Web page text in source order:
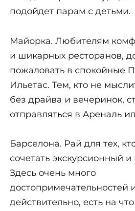
подойдет парам с детьми.
Майорка. Любителям
и шикарных ресторанов,
пожаловать в спокойные
Ильетас. Тем, кто не
без драйва и вечеринок,
отправляться в Ареналь
Барселона. Рай для тех,
сочетать экскурсионный
Здесь очень много
достопримечательностей
действительно, есть на